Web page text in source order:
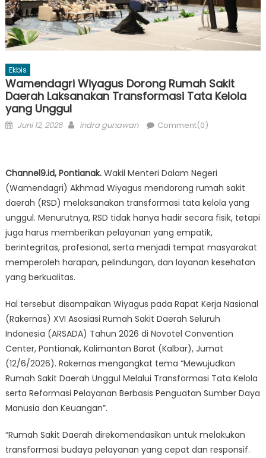
Ekbis
Wamendagri Wiyagus Dorong Rumah Sakit
Daerah Laksanakan Transformasi Tata Kelola
yang Unggul
Posted
Juni 12, 2026 Author
indra gunawan Comment(0)
Channel9.id, Pontianak.Wakil Menteri Dalam Negeri
(Wamendagri) Akhmad Wiyagus mendorong rumah sakit
daerah (RSD) melaksanakan transformasi tata kelola yang
unggul. Menurutnya, RSD tidak hanya hadir secara fisik, tetapi
juga harus memberikan pelayanan yang empatik,
berintegritas, profesional, serta menjadi tempat masyarakat
memperoleh harapan, pelindungan, dan layanan kesehatan
yang berkualitas.
Hal tersebut disampaikan Wiyagus pada Rapat Kerja Nasional
(Rakernas) XVI Asosiasi Rumah Sakit Daerah Seluruh
Indonesia (ARSADA) Tahun 2026 di Novotel Convention
Center, Pontianak, Kalimantan Barat (Kalbar), Jumat
(12/6/2026). Rakernas mengangkat tema “Mewujudkan
Rumah Sakit Daerah Unggul Melalui Transformasi Tata Kelola
serta Reformasi Pelayanan Berbasis Penguatan Sumber Daya
Manusia dan Keuangan”.
“Rumah Sakit Daerah direkomendasikan untuk melakukan
transformasi budaya pelayanan yang cepat dan responsif.